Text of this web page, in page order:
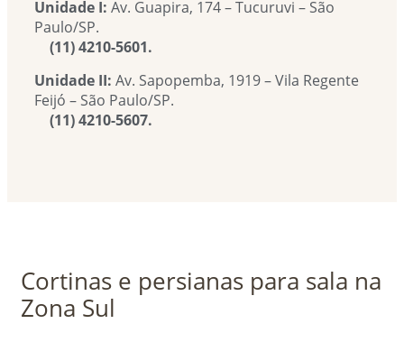
Unidade I: Av. Guapira, 174 – Tucuruvi – São
Paulo/SP.
(11) 4210-5601.
Unidade II: Av. Sapopemba, 1919 – Vila Regente
Feijó – São Paulo/SP.
(11) 4210-5607.
Cortinas e persianas para sala na
Zona Sul